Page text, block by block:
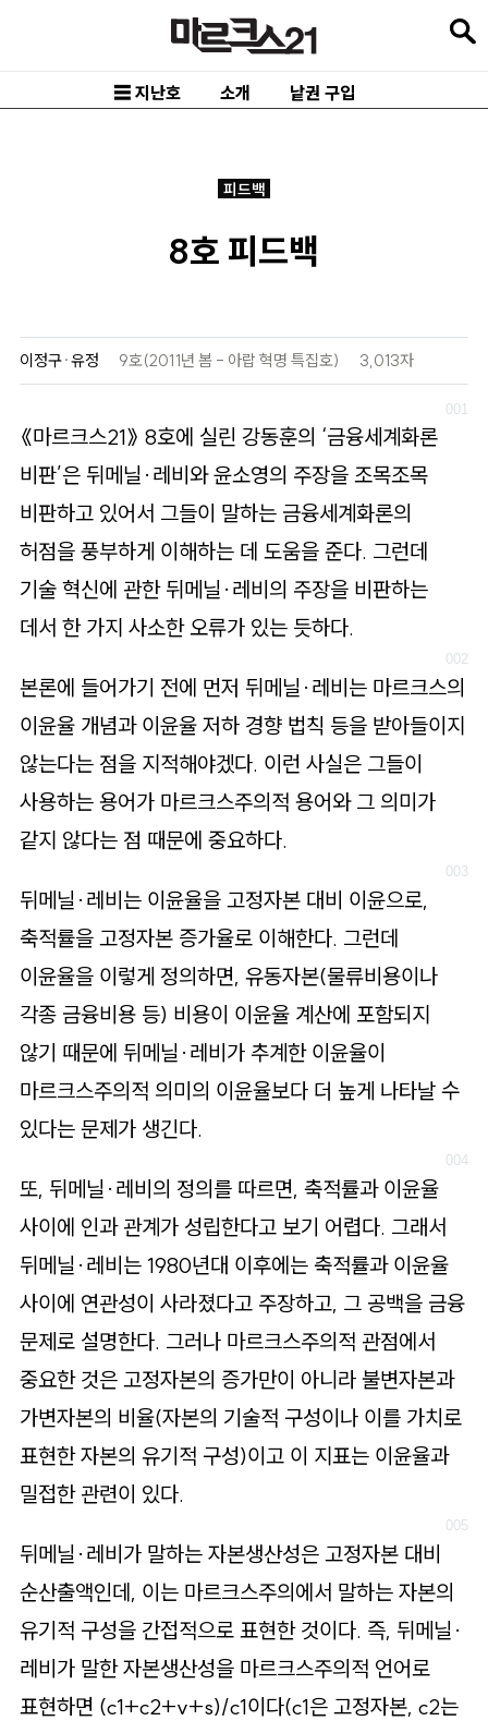
로
☰ 지난호 소개 낱권 구입
피드백
8호 피드백
이정구·유정 9호(2011년 봄 - 아랍 혁명 특집호) 3,013자
《마르크스21》 8호에 실린 강동훈의 ‘금융세계화론
비판’은 뒤메닐·레비와 윤소영의 주장을 조목조목
비판하고 있어서 그들이 말하는 금융세계화론의
허점을 풍부하게 이해하는 데 도움을 준다. 그런데
기술 혁신에 관한 뒤메닐·레비의 주장을 비판하는
데서 한 가지 사소한 오류가 있는 듯하다.
본론에 들어가기 전에 먼저 뒤메닐·레비는 마르크스의
이윤율 개념과 이윤율 저하 경향 법칙 등을 받아들이지
않는다는 점을 지적해야겠다. 이런 사실은 그들이
사용하는 용어가 마르크스주의적 용어와 그 의미가
같지 않다는 점 때문에 중요하다.
뒤메닐·레비는 이윤율을 고정자본 대비 이윤으로,
축적률을 고정자본 증가율로 이해한다. 그런데
이윤율을 이렇게 정의하면, 유동자본(물류비용이나
각종 금융비용 등) 비용이 이윤율 계산에 포함되지
않기 때문에 뒤메닐·레비가 추계한 이윤율이
마르크스주의적 의미의 이윤율보다 더 높게 나타날 수
있다는 문제가 생긴다.
또, 뒤메닐·레비의 정의를 따르면, 축적률과 이윤율
사이에 인과 관계가 성립한다고 보기 어렵다. 그래서
뒤메닐·레비는 1980년대 이후에는 축적률과 이윤율
사이에 연관성이 사라졌다고 주장하고, 그 공백을 금융
문제로 설명한다. 그러나 마르크스주의적 관점에서
중요한 것은 고정자본의 증가만이 아니라 불변자본과
가변자본의 비율(자본의 기술적 구성이나 이를 가치로
표현한 자본의 유기적 구성)이고 이 지표는 이윤율과
밀접한 관련이 있다.
뒤메닐·레비가 말하는 자본생산성은 고정자본 대비
순산출액인데, 이는 마르크스주의에서 말하는 자본의
유기적 구성을 간접적으로 표현한 것이다. 즉, 뒤메닐·
레비가 말한 자본생산성을 마르크스주의적 언어로
표현하면 (c1+c2+v+s)/c1이다(c1은 고정자본, c2는